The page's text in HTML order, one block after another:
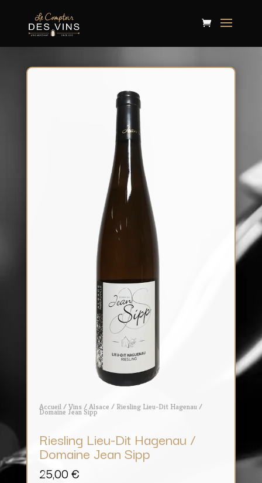
Accueil/Vins/Alsace / Riesling Lieu-Dit Hagenau /
Domaine Jean Sipp
Riesling Lieu-Dit Hagenau /
Domaine Jean Sipp
25,00€